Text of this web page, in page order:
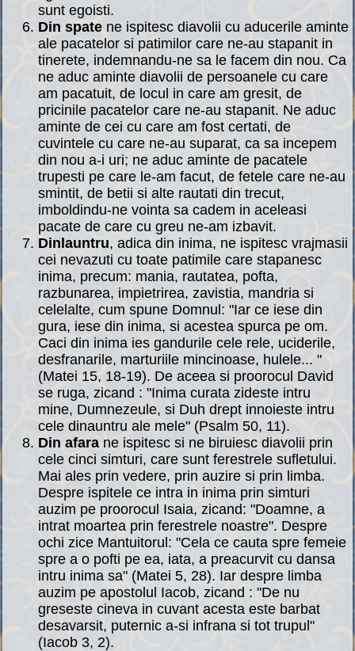
sunt egoisti.
Din spate ne ispitesc diavolii cu aducerile aminte
ale pacatelor si patimilor care ne-au stapanit in
tinerete, indemnandu-ne sa le facem din nou. Ca
ne aduc aminte diavolii de persoanele cu care
am pacatuit, de locul in care am gresit, de
pricinile pacatelor care ne-au stapanit. Ne aduc
aminte de cei cu care am fost certati, de
cuvintele cu care ne-au suparat, ca sa incepem
din nou a-i uri; ne aduc aminte de pacatele
trupesti pe care le-am facut, de fetele care ne-au
smintit, de betii si alte rautati din trecut,
imboldindu-ne vointa sa cadem in aceleasi
pacate de care cu greu ne-am izbavit.
Dinlauntru, adica din inima, ne ispitesc vrajmasii
cei nevazuti cu toate patimile care stapanesc
inima, precum: mania, rautatea, pofta,
razbunarea, impietrirea, zavistia, mandria si
celelalte, cum spune Domnul: "Iar ce iese din
gura, iese din inima, si acestea spurca pe om.
Caci din inima ies gandurile cele rele, uciderile,
desfranarile, marturiile mincinoase, hulele... "
(Matei 15, 18-19). De aceea si proorocul David
se ruga, zicand : "Inima curata zideste intru
mine, Dumnezeule, si Duh drept innoieste intru
cele dinauntru ale mele" (Psalm 50, 11).
Din afara ne ispitesc si ne biruiesc diavolii prin
cele cinci simturi, care sunt ferestrele sufletului.
Mai ales prin vedere, prin auzire si prin limba.
Despre ispitele ce intra in inima prin simturi
auzim pe proorocul Isaia, zicand: "Doamne, a
intrat moartea prin ferestrele noastre". Despre
ochi zice Mantuitorul: "Cela ce cauta spre femeie
spre a o pofti pe ea, iata, a preacurvit cu dansa
intru inima sa" (Matei 5, 28). Iar despre limba
auzim pe apostolul Iacob, zicand : "De nu
greseste cineva in cuvant acesta este barbat
desavarsit, puternic a-si infrana si tot trupul"
(Iacob 3, 2).